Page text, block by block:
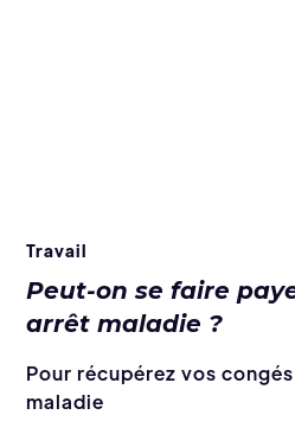
Travail
Peut-on se faire
arrêt maladie ?
Pour récupérez vos
maladie